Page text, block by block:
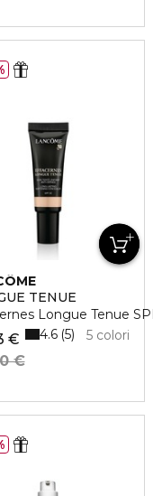
TENUE
Longue Tenue
€
€
5 colori
4.6 5